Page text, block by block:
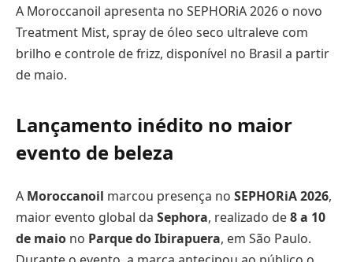
A Moroccanoil apresenta no SEPHORiA 2026 o novo
Treatment Mist, spray de óleo seco ultraleve com
brilho e controle de frizz, disponível no Brasil a partir
de maio.
Lançamento inédito no maior
evento de beleza
A Moroccanoil marcou presença no SEPHORiA 2026,
maior evento global da Sephora, realizado de8 a 10
de maio no Parque do Ibirapuera, em São Paulo.